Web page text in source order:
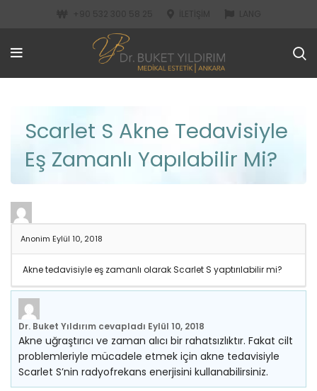
Scarlet S Akne Tedavisiyle
Eş Zamanlı Yapılabilir Mi?
Anonim Eylül 10, 2018
Akne tedavisiyle eş zamanlı olarak Scarlet S yaptırılabilir mi?
Dr. Buket Yıldırım cevapladı Eylül 10, 2018
Akne uğraştırıcı ve zaman alıcı bir rahatsızlıktır. Fakat cilt
problemleriyle mücadele etmek için akne tedavisiyle
Scarlet S’nin radyofrekans enerjisini kullanabilirsiniz.